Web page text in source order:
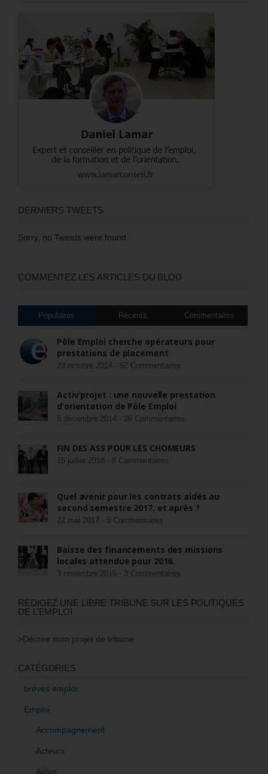
DERNIERS TWEETS
Sorry, no Tweets were found.
COMMENTEZ LES ARTICLES DU BLOG
Populaires Récents Commentaires
Pôle Emploi cherche opérateurs pour
prestations de placement
23 octobre 2014 - 52 Commentaires
Activ’projet : une nouvelle prestation
d’orientation de Pôle Emploi
5 décembre 2014 - 26 Commentaires
FIN DES ASS POUR LES CHÔMEURS
15 juillet 2018 - 8 Commentaires
Quel avenir pour les contrats aidés au
second semestre 2017, et après ?
22 mai 2017 - 5 Commentaires
Baisse des financements des missions
locales attendue pour 2016.
3 novembre 2015 - 3 Commentaires
RÉDIGEZ UNE LIBRE TRIBUNE SUR LES POLITIQUES
DE L’EMPLOI
>Décrire mon projet de tribune
CATÉGORIES
brèves emploi
Emploi
Accompagnement
Acteurs
Aides